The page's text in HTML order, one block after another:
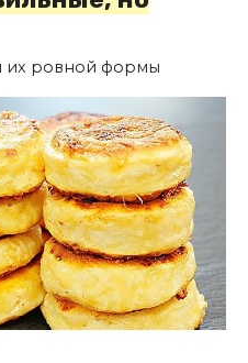
их ровной формы